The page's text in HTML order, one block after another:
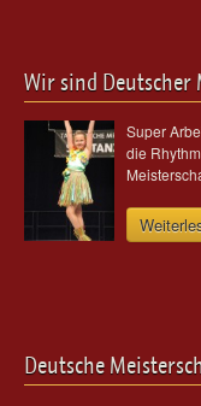
Wir sind Deutscher
Super
die
Deutsche